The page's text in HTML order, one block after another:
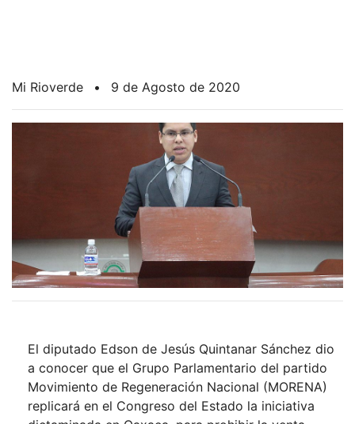
Mi Rioverde • 9 de Agosto de 2020
El diputado Edson de Jesús Quintanar Sánchez dio
a conocer que el Grupo Parlamentario del partido
Movimiento de Regeneración Nacional (MORENA)
replicará en el Congreso del Estado la iniciativa